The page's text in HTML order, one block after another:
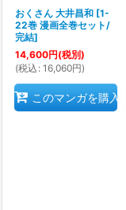
おくさん 大井昌和 [1-
22巻 漫画全巻セット/
完結]
14,600円(税別)
(税込 : 16,060円)
このマンガを購入